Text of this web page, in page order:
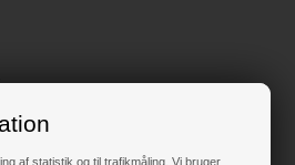
af statistik og til trafikmåling. Vi bruger